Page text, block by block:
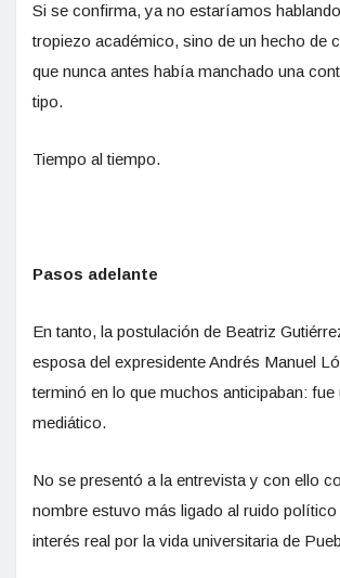
Si se confirma, ya no estaríamos
tropiezo académico, sino de un hecho de
que nunca antes había manchado una
tipo.
Tiempo al tiempo.
Pasos adelante
En tanto, la postulación de Beatriz
esposa del expresidente Andrés Manuel
terminó en lo que muchos anticipaban: fue
mediático.
No se presentó a la entrevista y con ello
nombre estuvo más ligado al ruido político
interés real por la vida universitaria de